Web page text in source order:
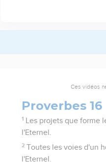
Ces vidéos
Proverbes 16
1
Les projets que
l'Eternel.
2 Toutes les voies d'un
l'Eternel.